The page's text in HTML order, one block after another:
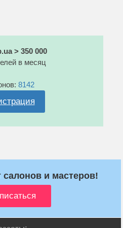
> 350 000
в месяц
8142
салонов и мастеров!